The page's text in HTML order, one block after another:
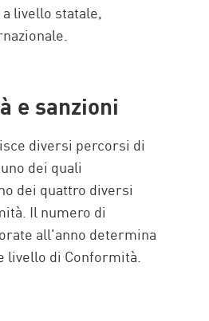
a livello statale,
e sanzioni
diversi percorsi di
dei quali
dei quattro diversi
Il numero di
all'anno determina
livello di Conformità.